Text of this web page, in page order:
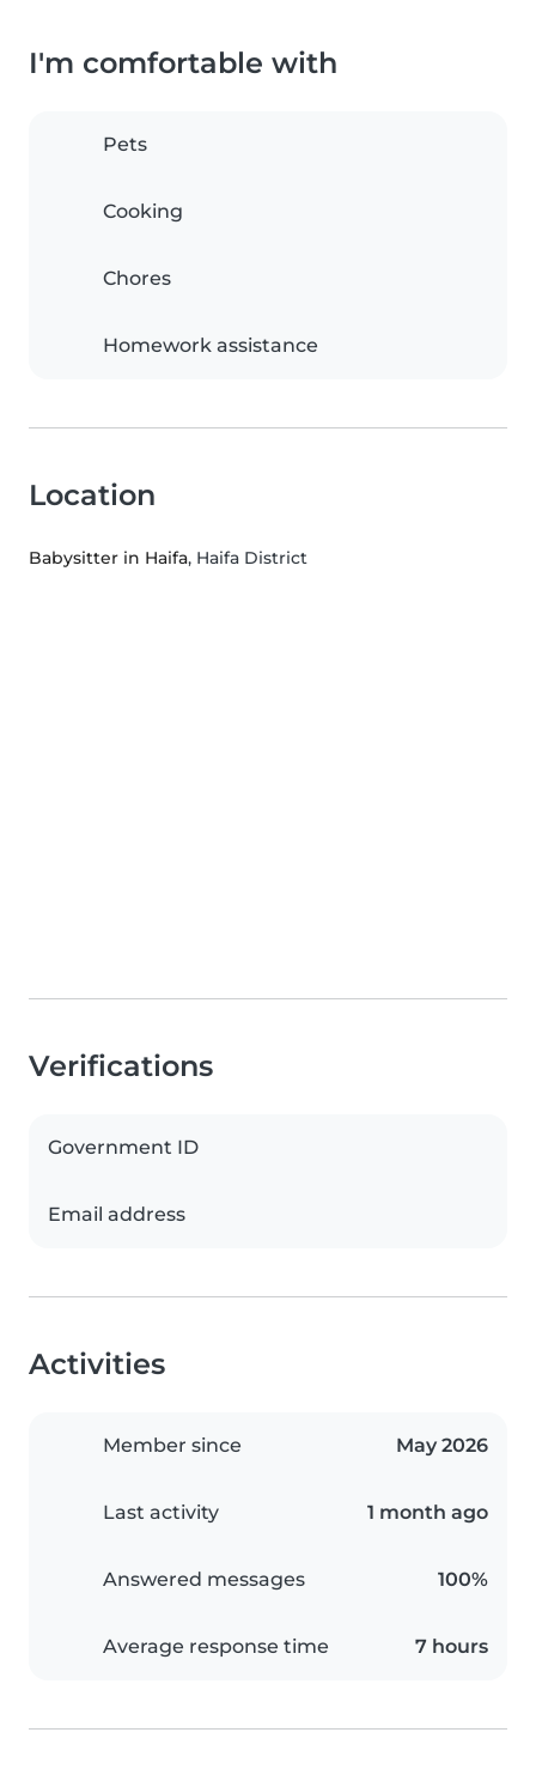
I'm comfortable with
Pets
Cooking
Chores
Homework assistance
Location
Babysitter in Haifa, Haifa District
Verifications
Government ID
Email address
Activities
Member since May 2026
Last activity 1 month ago
Answered messages 100%
Average response time 7 hours